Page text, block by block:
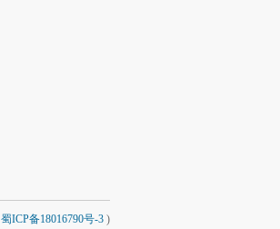
蜀ICP备18016790号-3 )